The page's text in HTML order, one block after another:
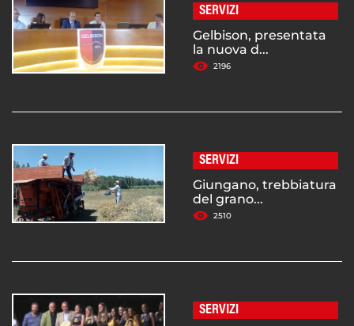
SERVIZI
Gelbison, presentata
la nuova d...
2196
SERVIZI
Giungano, trebbiatura
del grano...
2510
SERVIZI